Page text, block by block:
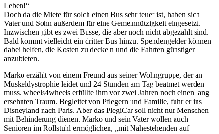
Leben!“
Doch da die Miete für solch einen Bus sehr teuer ist, haben sich
Vater und Sohn außerdem für eine Gemeinnützigkeit eingesetzt.
Inzwischen gibt es zwei Busse, die aber noch nicht abgezahlt sind.
Bald kommt vielleicht ein dritter Bus hinzu. Spendengelder können
dabei helfen, die Kosten zu deckeln und die Fahrten günstiger
anzubieten.
Marko erzählt von einem Freund aus seiner Wohngruppe, der an
Muskeldystrophie leidet und 24 Stunden am Tag beatmet werden
muss. wheels4wheels erfüllte ihm vor zwei Jahren noch einen lang
ersehnten Traum. Begleitet von Pflegern und Familie, fuhr er ins
Disneyland nach Paris. Aber das PlegiCar soll nicht nur Menschen
mit Behinderung dienen. Marko und sein Vater wollen auch
Senioren im Rollstuhl ermöglichen, „mit Nahestehenden auf